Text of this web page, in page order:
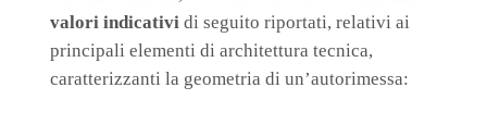
valori indicativi di seguito riportati, relativi ai
principali elementi di architettura tecnica,
caratterizzanti la geometria di un’autorimessa: